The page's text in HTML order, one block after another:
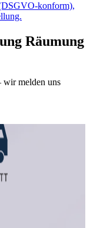
konform),
Räumung
wir melden uns